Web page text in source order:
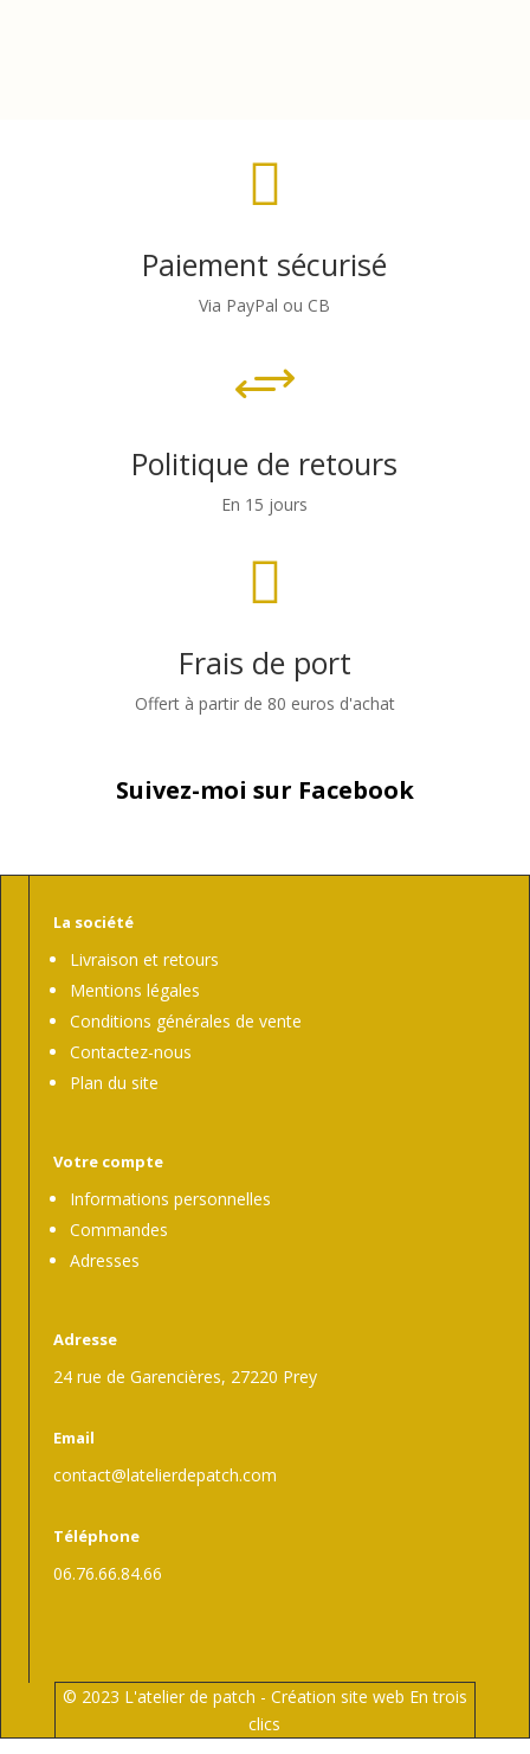

Paiement sécurisé
Via PayPal ou CB
+
Politique de retours
En 15 jours

Frais de port
Offert à partir de 80 euros d'achat
Suivez-moi sur Facebook
La société
Livraison et retours
Mentions légales
Conditions générales de vente
Contactez-nous
Plan du site
Votre compte
Informations personnelles
Commandes
Adresses
Adresse
24 rue de Garencières, 27220 Prey
Email
contact@latelierdepatch.com
Téléphone
06.76.66.84.66
© 2023 L'atelier de patch - Création site web En trois
clics